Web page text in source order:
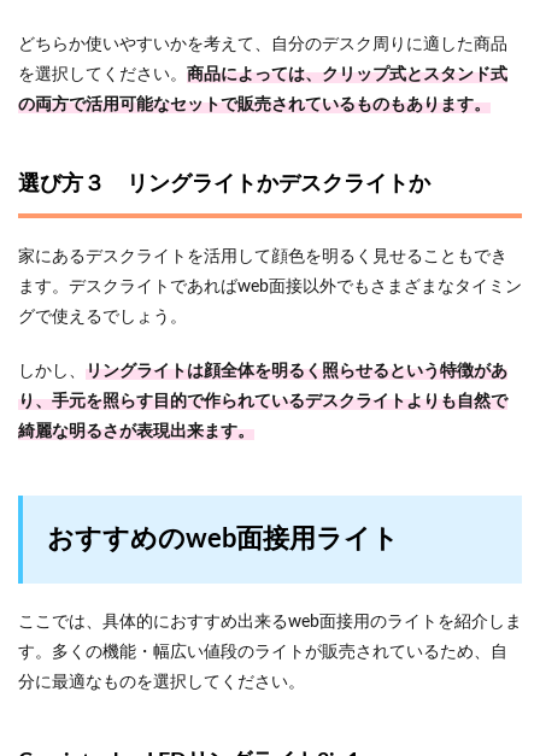
どちらか使いやすいかを考えて、自分のデスク周りに適した商品
を選択してください。 商品によっては、クリップ式とスタンド式
の両方で活用可能なセットで販売されているものもあります。
選び方３ リングライトかデスクライトか
家にあるデスクライトを活用して顔色を明るく見せることもでき
ます。デスクライトであればweb面接以外でもさまざまなタイミン
グで使えるでしょう。
しかし、 リングライトは顔全体を明るく照らせるという特徴があ
り、手元を照らす目的で作られているデスクライトよりも自然で
綺麗な明るさが表現出来ます。
おすすめのweb面接用ライト
ここでは、具体的におすすめ出来るweb面接用のライトを紹介しま
す。多くの機能・幅広い値段のライトが販売されているため、自
分に最適なものを選択してください。